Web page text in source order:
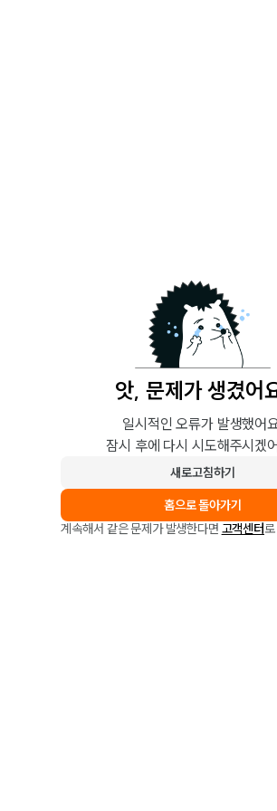
앗, 문제가 생겼어
일시적인 오류가 발생했어
잠시 후에 다시 시도해주시겠
새로고침하기
홈으로 돌아가기
계속해서 같은 문제가 발생한다면 고객센터